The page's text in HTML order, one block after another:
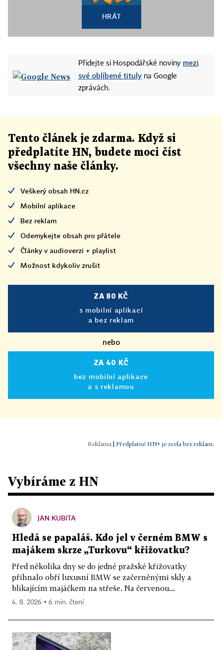
HRÁT
Přidejte si Hospodářské noviny mezi
své oblíbené tituly na Google
zprávách.
Tento článek je zdarma. Když si
předplatíte HN, budete moci číst
všechny naše články.
Veškerý obsah HN.cz
Mobilní aplikace
Bez reklam
Odemykejte obsah pro přátele
Články v audioverzi + playlist
Možnost kdykoliv zrušit
ZA 80 KČ
s mobilní aplikací
a bez reklam
nebo
ZA 40 KČ
bez mobilní aplikace
a s reklamou
Předplatné HN+ je zcela bez reklam.
Vybíráme z HN
JAN KUBITA
Hledá se papaláš. Kdo jel v černém BMW s
majákem skrze „Turkovu“ křižovatku?
Před několika dny se do jedné pražské křižovatky
přihnalo obří luxusní BMW se začerněnými skly a
blikajícím majáčkem na střeše. Na červenou...
4. 8. 2026 ▪ 6 min. čtení